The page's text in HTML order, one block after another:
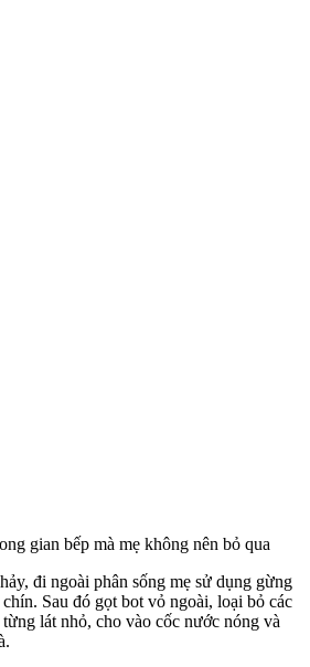
gian bếp mà mẹ không nên bỏ qua
đi ngoài phân sống mẹ sử dụng gừng
Sau đó gọt bot vỏ ngoài, loại bỏ các
lát nhỏ, cho vào cốc nước nóng và